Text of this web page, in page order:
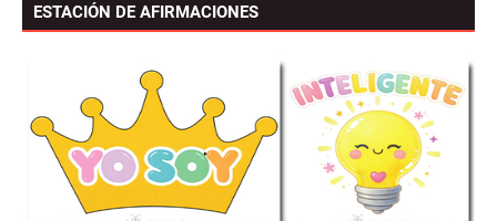
ESTACIÓN DE AFIRMACIONES